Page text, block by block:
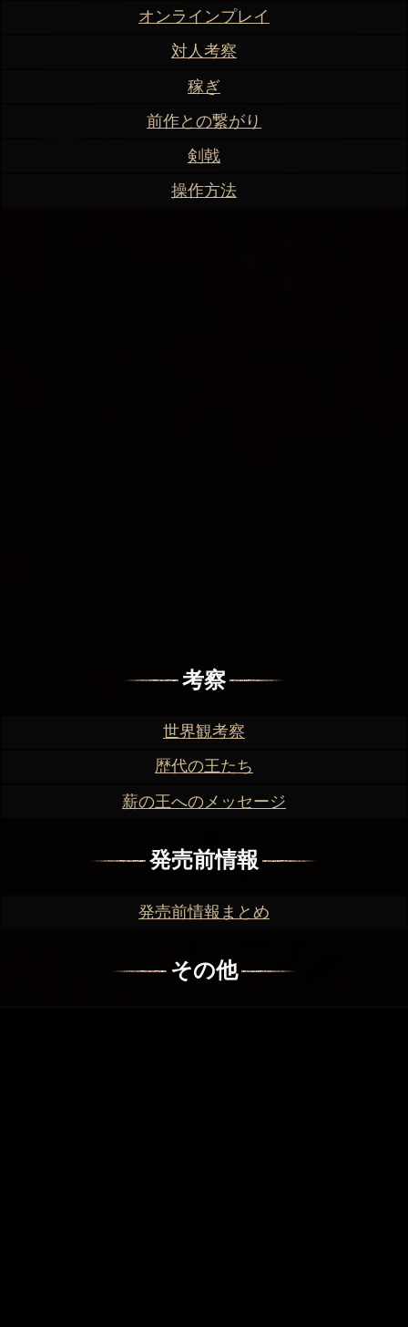
オンラインプレイ
対人考察
稼ぎ
前作との繋がり
剣戟
操作方法
考察
世界観考察
歴代の王たち
薪の王へのメッセージ
発売前情報
発売前情報まとめ
その他